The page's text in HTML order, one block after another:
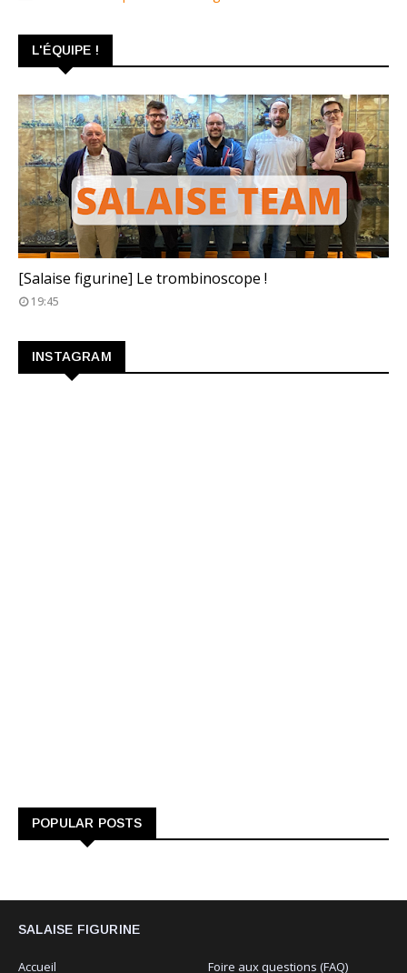
L'ÉQUIPE !
[Salaise figurine] Le trombinoscope !
19:45
INSTAGRAM
POPULAR POSTS
SALAISE FIGURINE
Accueil Foire aux questions (FAQ)